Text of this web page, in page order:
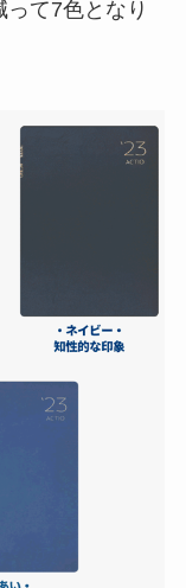
て7色となり